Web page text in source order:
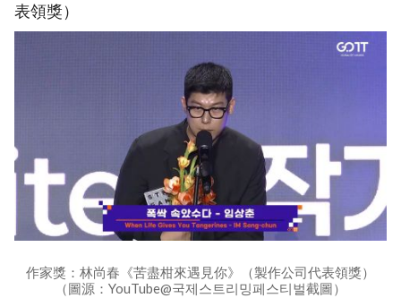
表領獎）
作家獎：林尚春《苦盡柑來遇見你》（製作公司代表領獎）
（圖源：YouTube@국제스트리밍페스티벌截圖）